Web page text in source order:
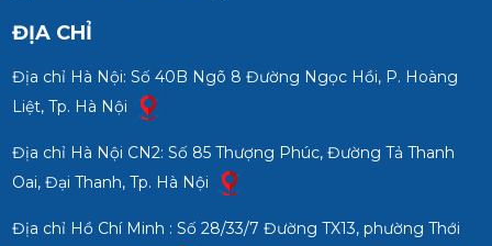
ĐỊA CHỈ
Địa chỉ Hà Nội: Số 40B Ngõ 8 Đường Ngọc Hồi, P. Hoàng
Liệt, Tp. Hà Nội
Địa chỉ Hà Nội CN2: Số 85 Thượng Phúc, Đường Tả Thanh
Oai, Đại Thanh, Tp. Hà Nội
Địa chỉ Hồ Chí Minh : Số 28/33/7 Đường TX13, phường Thới